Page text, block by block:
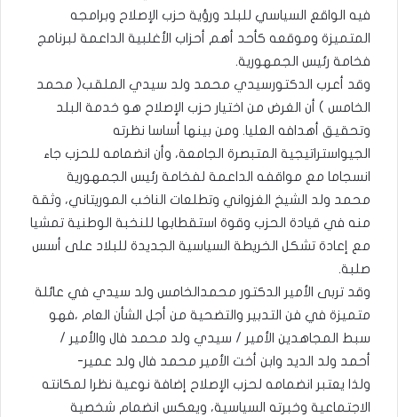
فيه الواقع السياسي للبلد ورؤية حزب الإصلاح وبرامجه
المتميزة وموقعه كأحد أهم أحزاب الأغلبية الداعمة لبرنامج
فخامة رئيس الجمهورية.
وقد أعرب الدكتورسيدي محمد ولد سيدي الملقب( محمد
الخامس ) أن الغرض من اختيار حزب الإصلاح هو خدمة البلد
وتحقيق أهدافه العليا. ومن بينها أساسا نظرته
الجيواستراتيجية المتبصرة الجامعة، وأن انضمامه للحزب جاء
انسجاما مع مواقفه الداعمة لفخامة رئيس الجمهورية
محمد ولد الشيخ الغزواني وتطلعات الناخب الموريتاني، وثقة
منه في قيادة الحزب وقوة استقطابها للنخبة الوطنية تمشيا
مع إعادة تشكل الخريطة السياسية الجديدة للبلاد على أسس
صلبة.
وقد تربى الأمير الدكتور محمدالخامس ولد سيدي في عائلة
متميزة في فن التدبير والتضحية من أجل الشأن العام ،فهو
سبط المجاهدين الأمير / سيدي ولد محمد فال والأمير /
أحمد ولد الديد وابن أخت الأمير محمد فال ولد عمير-
ولذا يعتبر انضمامه لحزب الإصلاح إضافة نوعية نظرا لمكانته
الاجتماعية وخبرته السياسية، ويعكس انضمام شخصية